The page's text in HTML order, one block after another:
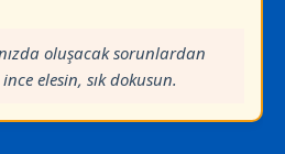
oluşacak sorunlardan
elesin, sık dokusun.